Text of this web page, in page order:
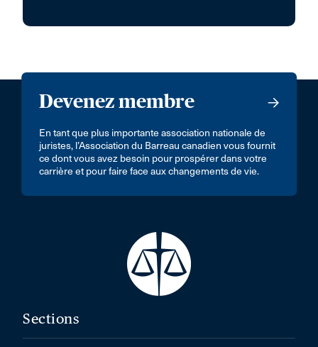
Devenez membre
En tant que plus importante association nationale de
juristes, l’Association du Barreau canadien vous fournit
ce dont vous avez besoin pour prospérer dans votre
carrière et pour faire face aux changements de vie.
Sections